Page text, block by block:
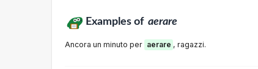
Examples of aerare
Ancora un minuto per aerare , ragazzi.